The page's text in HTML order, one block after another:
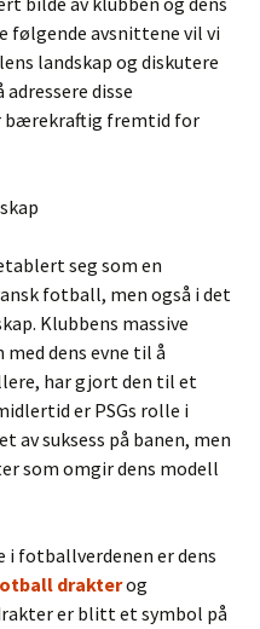
følgende avsnittene vil vi
landskap og diskutere
disse
bærekraftig fremtid for
seg som en
fotball, men også i det
Klubbens massive
dens evne til å
har gjort den til et
er PSGs rolle i
av suksess på banen, men
som omgir dens modell
i fotballverdenen er dens
drakterog
er blitt et symbol på